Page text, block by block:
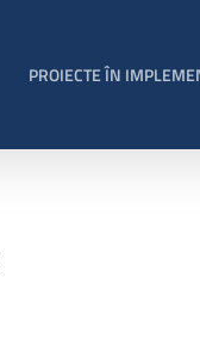
PROIECTE ÎN